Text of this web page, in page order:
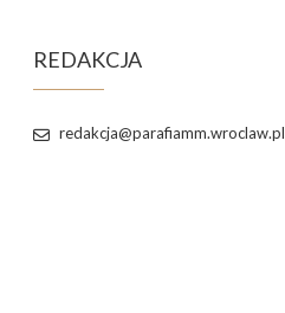
REDAKCJA
redakcja@parafiamm.wroclaw.pl